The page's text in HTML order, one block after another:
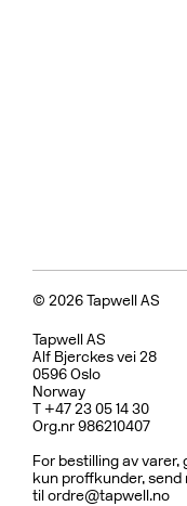
© 2026 Tapwell AS
Tapwell AS
Alf Bjerckes vei 28
0596 Oslo
Norway
T +47 23 05 14 30
Org.nr 986210407
For bestilling av varer,
kun proffkunder, send
tilordre@tapwell.no